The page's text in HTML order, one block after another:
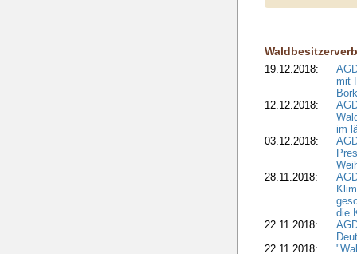
19.12.2018:
mit
12.12.2018:
im
03.12.2018:
28.11.2018:
die
22.11.2018:
22.11.2018: